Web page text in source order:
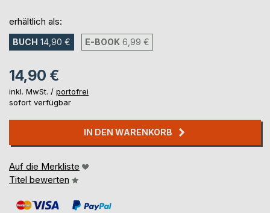
erhältlich als:
BUCH 14,90 € E-BOOK 6,99 €
14,90 €
inkl. MwSt. / portofrei
sofort verfügbar
IN DEN WARENKORB
Auf die Merkliste
Titel bewerten